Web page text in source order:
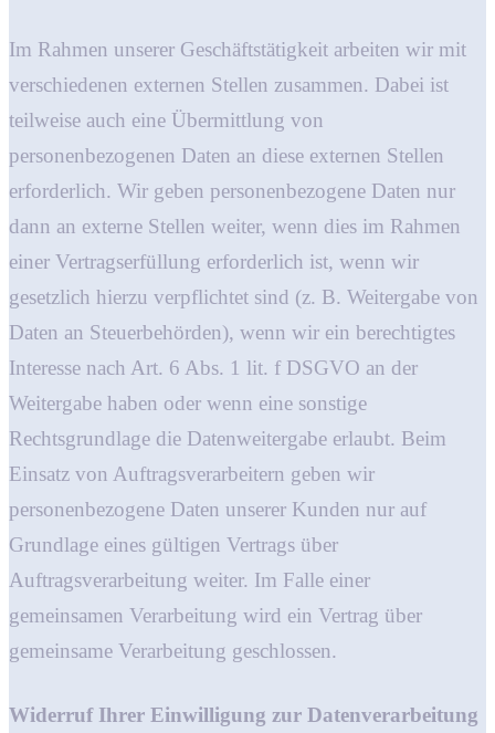
Im Rahmen unserer Geschäftstätigkeit arbeiten wir mit
verschiedenen externen Stellen zusammen. Dabei ist
teilweise auch eine Übermittlung von
personenbezogenen Daten an diese externen Stellen
erforderlich. Wir geben personenbezogene Daten nur
dann an externe Stellen weiter, wenn dies im Rahmen
einer Vertragserfüllung erforderlich ist, wenn wir
gesetzlich hierzu verpflichtet sind (z. B. Weitergabe von
Daten an Steuerbehörden), wenn wir ein berechtigtes
Interesse nach Art. 6 Abs. 1 lit. f DSGVO an der
Weitergabe haben oder wenn eine sonstige
Rechtsgrundlage die Datenweitergabe erlaubt. Beim
Einsatz von Auftragsverarbeitern geben wir
personenbezogene Daten unserer Kunden nur auf
Grundlage eines gültigen Vertrags über
Auftragsverarbeitung weiter. Im Falle einer
gemeinsamen Verarbeitung wird ein Vertrag über
gemeinsame Verarbeitung geschlossen.
Widerruf Ihrer Einwilligung zur Datenverarbeitung